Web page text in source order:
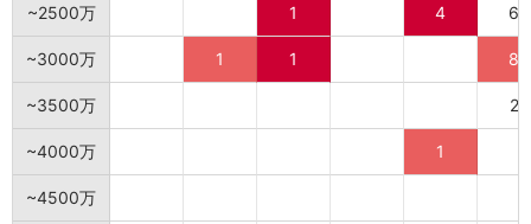
~2500万 1 4 6
~3000万 1 1 8
~3500万 2
~4000万 1
~4500万